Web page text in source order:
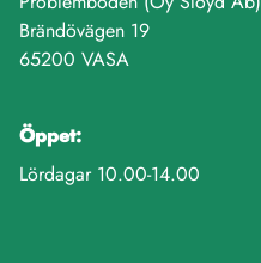
Brändövägen 19
65200 VASA
Öppet:
Lördagar 10.00-14.00